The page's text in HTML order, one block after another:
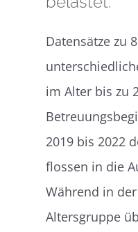
Datensätze zu
im Alter bis zu
2019 bis 2022
flossen in die
Während in
Altersgruppe